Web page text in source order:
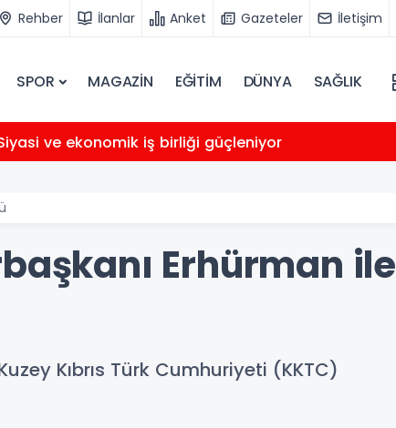
Rehber İlanlar Anket Gazeteler İletişim
SPOR MAGAZİN EĞİTİM DÜNYA SAĞLIK
ve ekonomik iş birliği güçleniyor
Erhürman ile
Kıbrıs Türk Cumhuriyeti (KKTC)